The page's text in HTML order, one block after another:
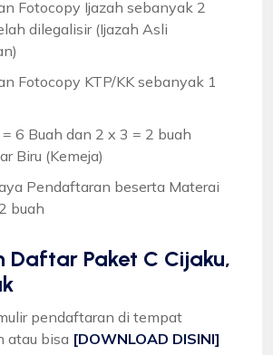
Fotocopy Ijazah sebanyak 2
dilegalisir (Ijazah Asli
Fotocopy KTP/KK sebanyak 1
6 Buah dan 2 x 3 = 2 buah
Biru (Kemeja)
Pendaftaran beserta Materai
buah
Daftar Paket C Cijaku,
pendaftaran di tempat
atau bisa [DOWNLOAD DISINI]